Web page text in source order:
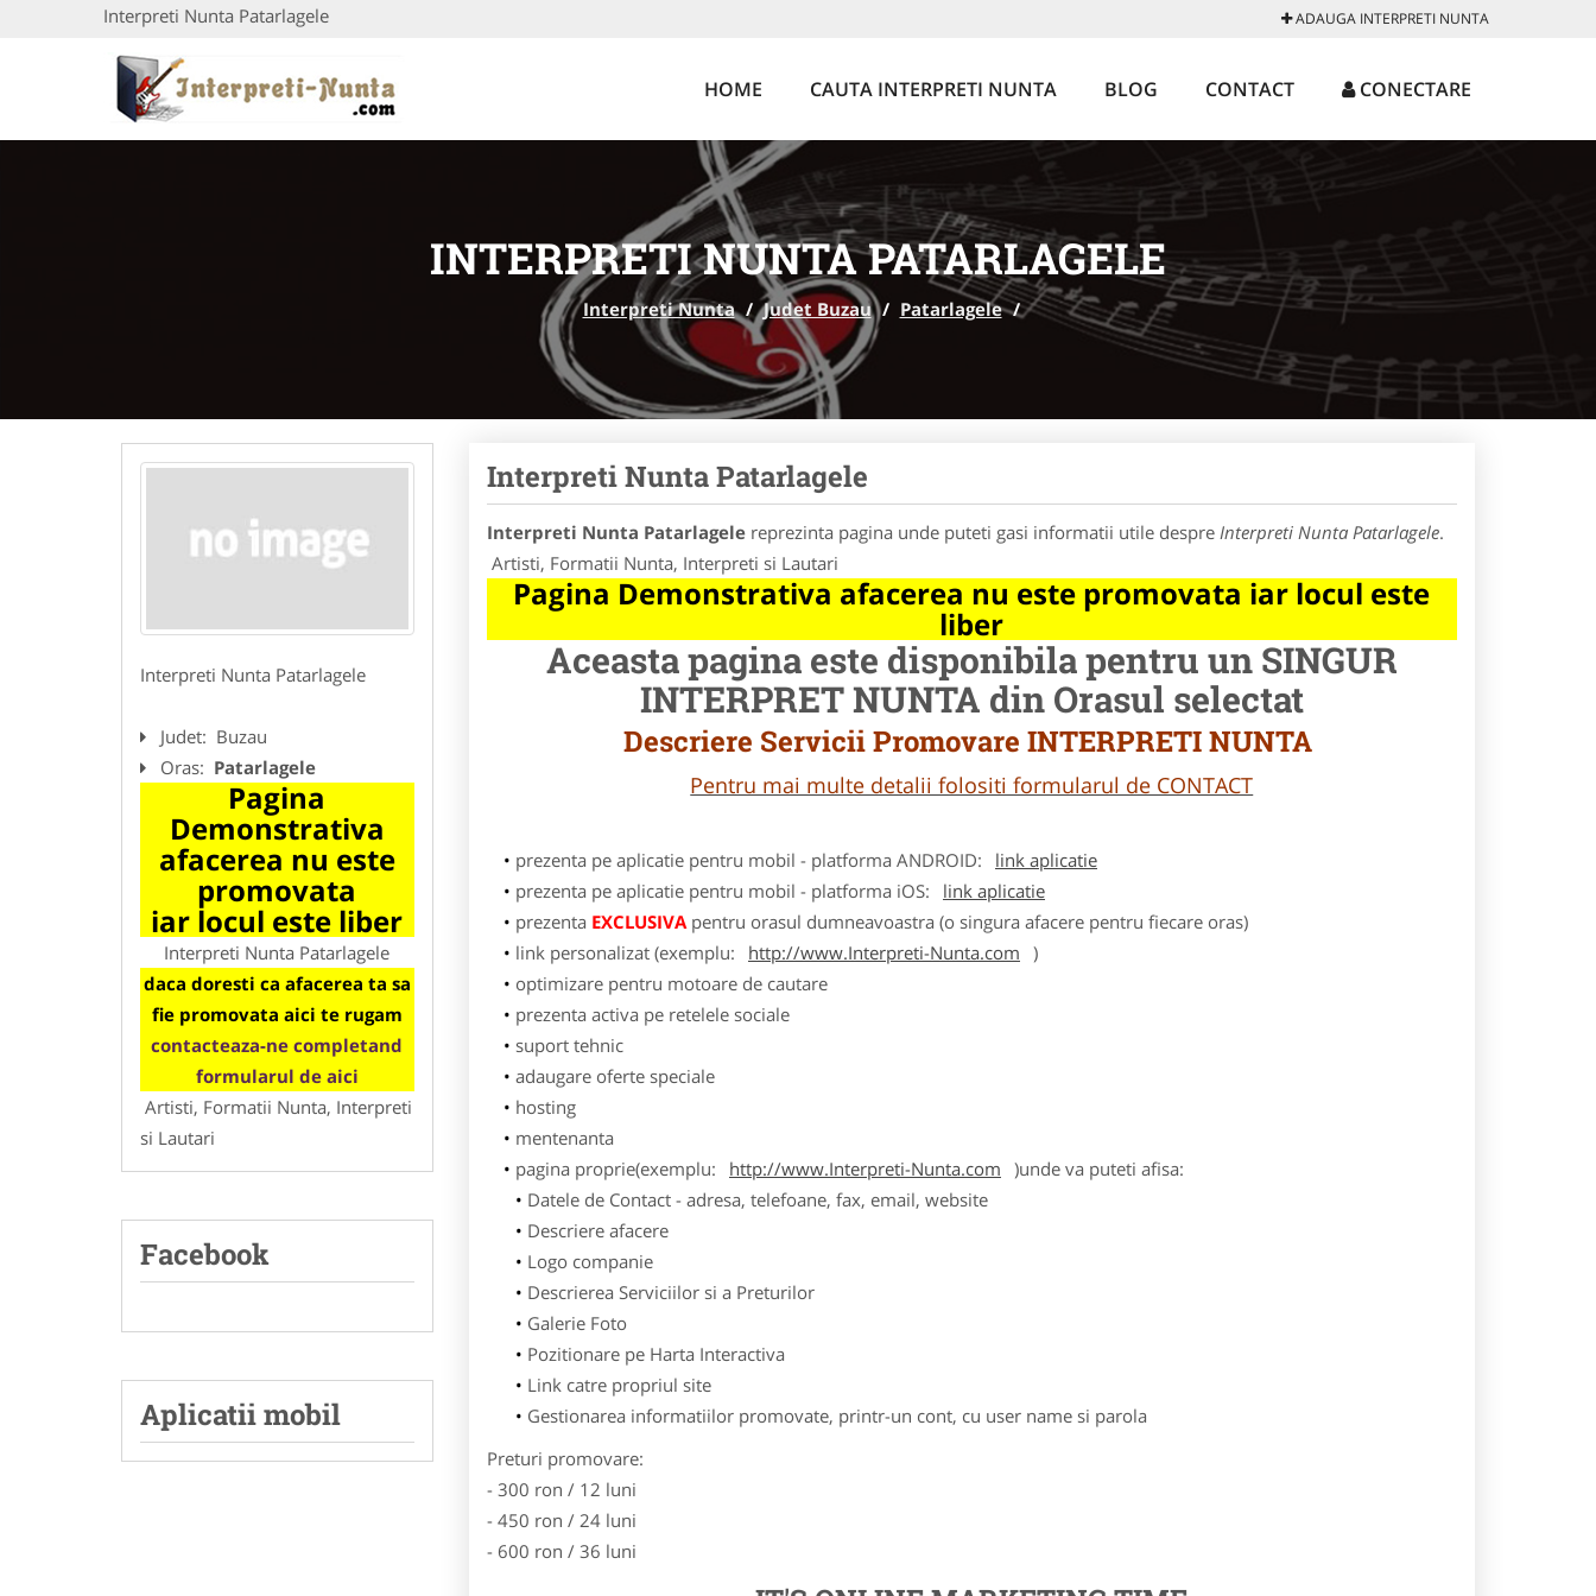
Interpreti Nunta Patarlagele ADAUGA INTERPRETI NUNTA
HOME CAUTA INTERPRETI NUNTA BLOG CONTACT CONECTARE
INTERPRETI NUNTA PATARLAGELE
Interpreti Nunta / Judet Buzau / Patarlagele /
Interpreti Nunta Patarlagele
Judet: Buzau
Oras: Patarlagele
Pagina
Demonstrativa
afacerea nu este
promovata
iar locul este liber
Interpreti Nunta Patarlagele
daca doresti ca afacerea ta sa
fie promovata aici te rugam
contacteaza-ne completand
formularul de aici
Artisti, Formatii Nunta, Interpreti
si Lautari
Facebook
Aplicatii mobil
Interpreti Nunta Patarlagele
Interpreti Nunta Patarlagelereprezinta pagina unde puteti gasi informatii utile despre Interpreti Nunta Patarlagele.
Artisti, Formatii Nunta, Interpreti si Lautari
Pagina Demonstrativa afacerea nu este promovata iar locul este
liber
Aceasta pagina este disponibila pentru un SINGUR
INTERPRET NUNTA din Orasul selectat
Descriere Servicii Promovare INTERPRETI NUNTA
Pentru mai multe detalii folositi formularul de CONTACT
prezenta pe aplicatie pentru mobil - platforma ANDROID:
link aplicatie
prezenta pe aplicatie pentru mobil - platforma iOS:
link aplicatie
prezenta EXCLUSIVApentru orasul dumneavoastra (o singura afacere pentru fiecare oras)
link personalizat (exemplu:
http://www.Interpreti-Nunta.com )
optimizare pentru motoare de cautare
prezenta activa pe retelele sociale
suport tehnic
adaugare oferte speciale
hosting
mentenanta
pagina proprie(exemplu:
http://www.Interpreti-Nunta.com )unde va puteti afisa:
Datele de Contact - adresa, telefoane, fax, email, website
Descriere afacere
Logo companie
Descrierea Serviciilor si a Preturilor
Galerie Foto
Pozitionare pe Harta Interactiva
Link catre propriul site
Gestionarea informatiilor promovate, printr-un cont, cu user name si parola
Preturi promovare:
- 300 ron / 12 luni
- 450 ron / 24 luni
- 600 ron / 36 luni